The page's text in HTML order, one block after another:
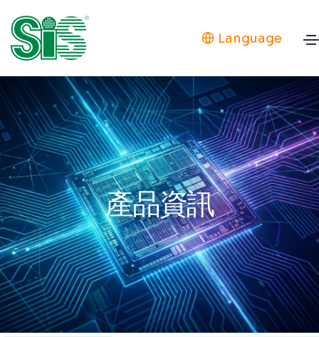
Language
產品資訊